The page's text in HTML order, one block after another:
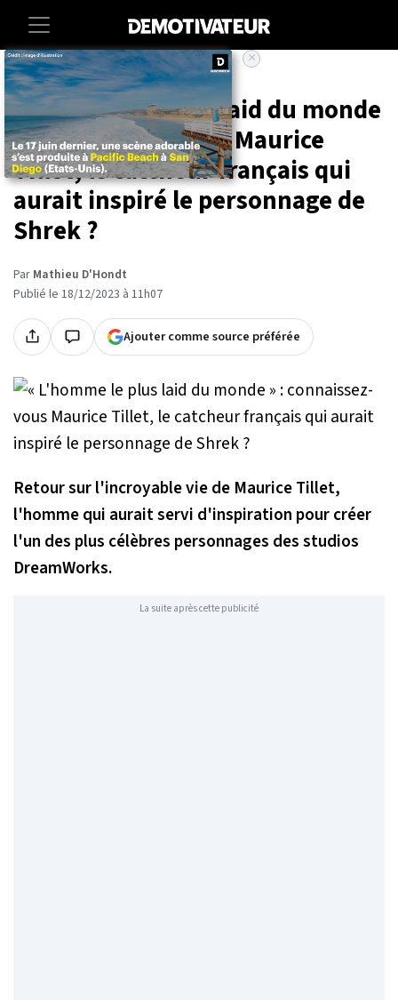
Accueil Societe Insolite
« L'homme le plus laid du monde
» : connaissez-vous Maurice
Tillet, le catcheur français qui
aurait inspiré le personnage de
Shrek ?
Par Mathieu D'Hondt
Publié le 18/12/2023 à 11h07
Ajouter comme source préférée
Retour sur l'incroyable vie de Maurice Tillet,
l'homme qui aurait servi d'inspiration pour créer
l'un des plus célèbres personnages des studios
DreamWorks.
La suite après cette publicité
×